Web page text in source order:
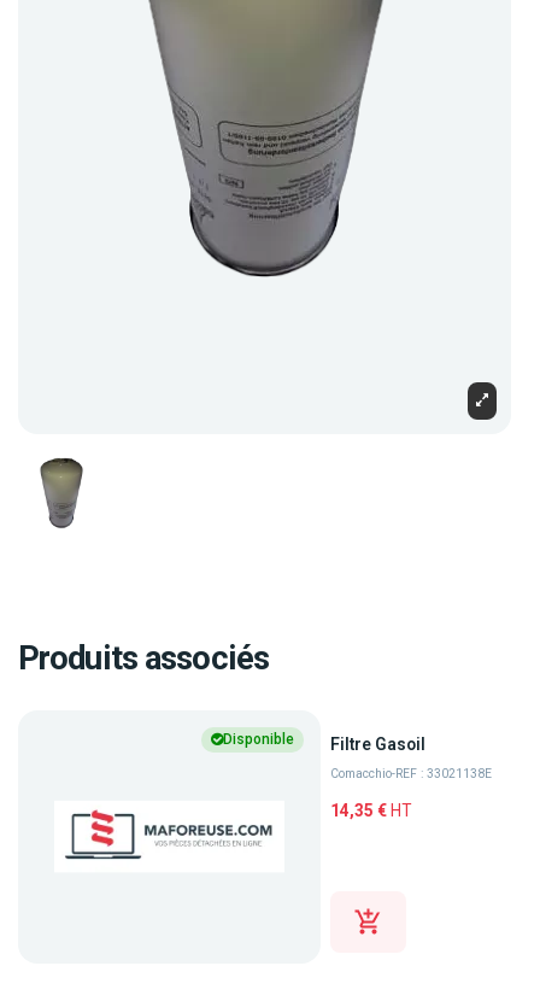
Produits associés
Disponible Filtre Gasoil
Comacchio-REF : 33021138E
14,35 € HT